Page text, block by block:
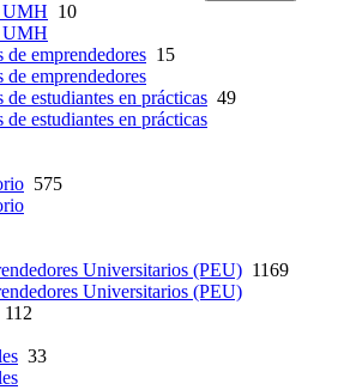
UMH 10
UMH
de emprendedores 15
de emprendedores
de estudiantes en prácticas 49
de estudiantes en prácticas
575
Universitarios (PEU) 1169
Universitarios (PEU)
112
33